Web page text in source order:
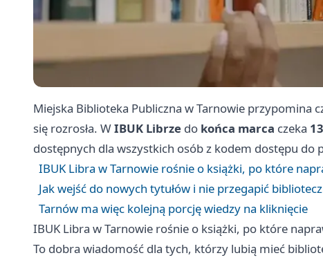
Miejska Biblioteka Publiczna w Tarnowie przypomina
się rozrosła. WIBUK Librze do końca marca czeka
dostępnych dla wszystkich osób z kodem dostępu do
IBUK Libra w Tarnowie rośnie o książki, po które
Jak wejść do nowych tytułów i nie przegapić
Tarnów ma więc kolejną porcję wiedzy na kliknięcie
IBUK Libra w Tarnowie rośnie o książki, po które
To dobra wiadomość dla tych, którzy lubią mieć